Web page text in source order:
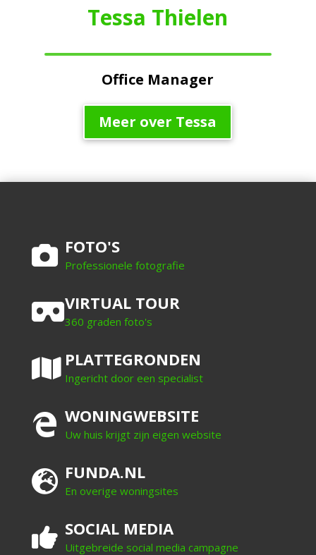
Tessa Thielen
Office Manager
Meer over Tessa
FOTO'S
Professionele fotografie
VIRTUAL TOUR
360 graden foto's
PLATTEGRONDEN
Ingericht door een specialist
WONINGWEBSITE
Uw huis krijgt zijn eigen website
FUNDA.NL
En overige woningsites
SOCIAL MEDIA
Uitgebreide social media campagne